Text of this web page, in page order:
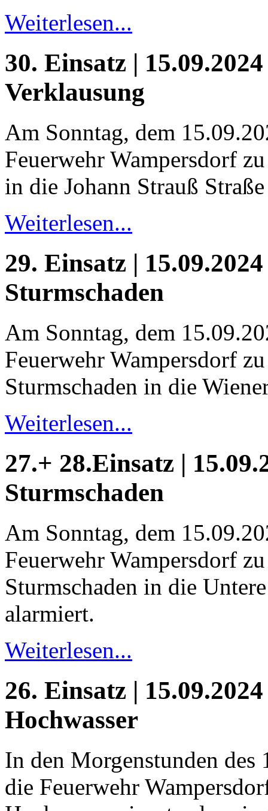
Weiterlesen...
30. Einsatz |
Verklausung
Am Sonntag, dem
Feuerwehr Wampersdorf
in die Johann Strauß
Weiterlesen...
29. Einsatz |
Sturmschaden
Am Sonntag, dem
Feuerwehr Wampersdorf
Sturmschaden in die
Weiterlesen...
27.+ 28.Einsatz |
Sturmschaden
Am Sonntag, dem
Feuerwehr Wampersdorf
Sturmschaden in die
alarmiert.
Weiterlesen...
26. Einsatz |
Hochwasser
In den Morgenstunden des
die Feuerwehr